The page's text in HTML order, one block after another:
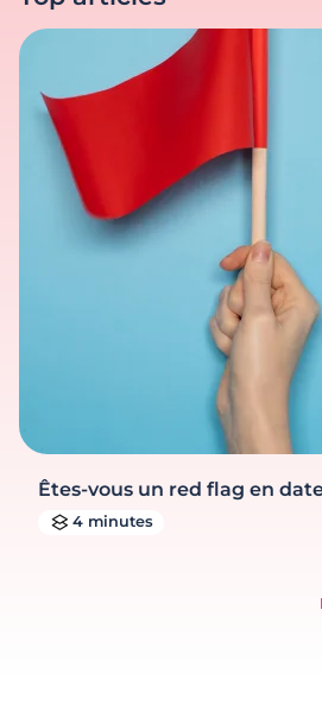
Êtes-vous un red flag en
4 minutes